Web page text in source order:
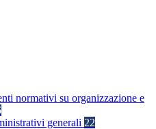
normativi su organizzazione e
generali 22